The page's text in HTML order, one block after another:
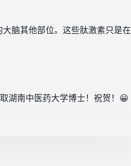
脑其他部位。这些肽激素只是在
湖南中医药大学博士！祝贺！😀